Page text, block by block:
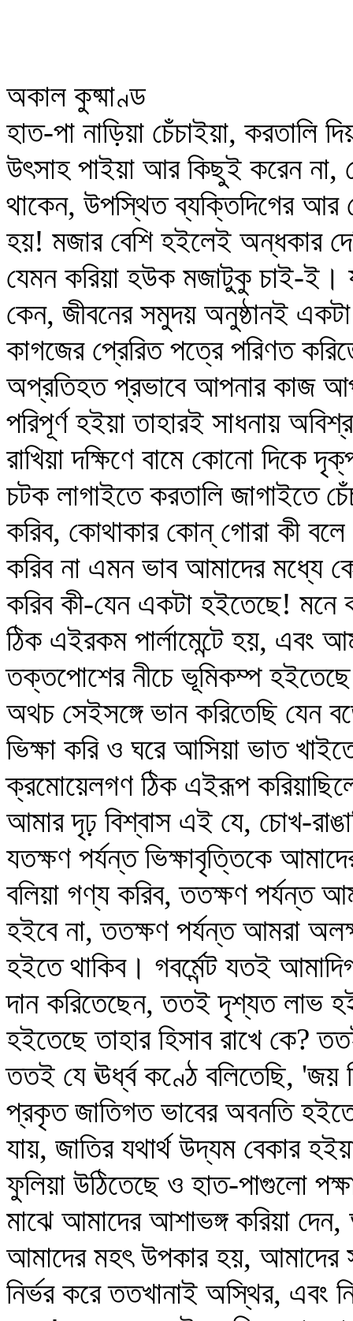
অকাল কুষ্মাণ্ড
হাত-পা নাড়িয়া চেঁচাইয়া, করতালি
উৎসাহ পাইয়া আর কিছুই করেন না,
থাকেন, উপস্থিত ব্যক্তিদিগের
হয়! মজার বেশি হইলেই অন্ধকার
যেমন করিয়া হউক মজাটুকু চাই-
কেন, জীবনের সমুদয় অনুষ্ঠানই
কাগজের প্রেরিত পত্রে পরিণত
অপ্রতিহত প্রভাবে আপনার কাজ
পরিপূর্ণ হইয়া তাহারই সাধনায়
রাখিয়া দক্ষিণে বামে কোনো দিকে
চটক লাগাইতে করতালি জাগাইতে
করিব, কোথাকার কোন্‌ গোরা কী
করিব না এমন ভাব আমাদের মধ্যে
করিব কী-যেন একটা হইতেছে! মনে
ঠিক এইরকম পার্লামেন্টে হয়, এবং
তক্তপোশের নীচে ভূমিকম্প
অথচ সেইসঙ্গে ভান করিতেছি যেন
ভিক্ষা করি ও ঘরে আসিয়া ভাত
ক্রমোয়েলগণ ঠিক এইরূপ
আমার দৃঢ় বিশ্বাস এই যে, চোখ-
যতক্ষণ পর্যন্ত ভিক্ষাবৃত্তিকে
বলিয়া গণ্য করিব, ততক্ষণ পর্যন্ত
হইবে না, ততক্ষণ পর্যন্ত আমরা
হইতে থাকিব। গবর্মেন্ট যতই
দান করিতেছেন, ততই দৃশ্যত লাভ
হইতেছে তাহার হিসাব রাখে কে?
ততই যে ঊর্ধ্ব কণ্ঠে বলিতেছি,
প্রকৃত জাতিগত ভাবের অবনতি
যায়, জাতির যথার্থ উদ্যম বেকার
ফুলিয়া উঠিতেছে ও হাত-পাগুলো
মাঝে আমাদের আশাভঙ্গ করিয়া দেন,
আমাদের মহৎ উপকার হয়, আমাদের
নির্ভর করে ততখানাই অস্থির,